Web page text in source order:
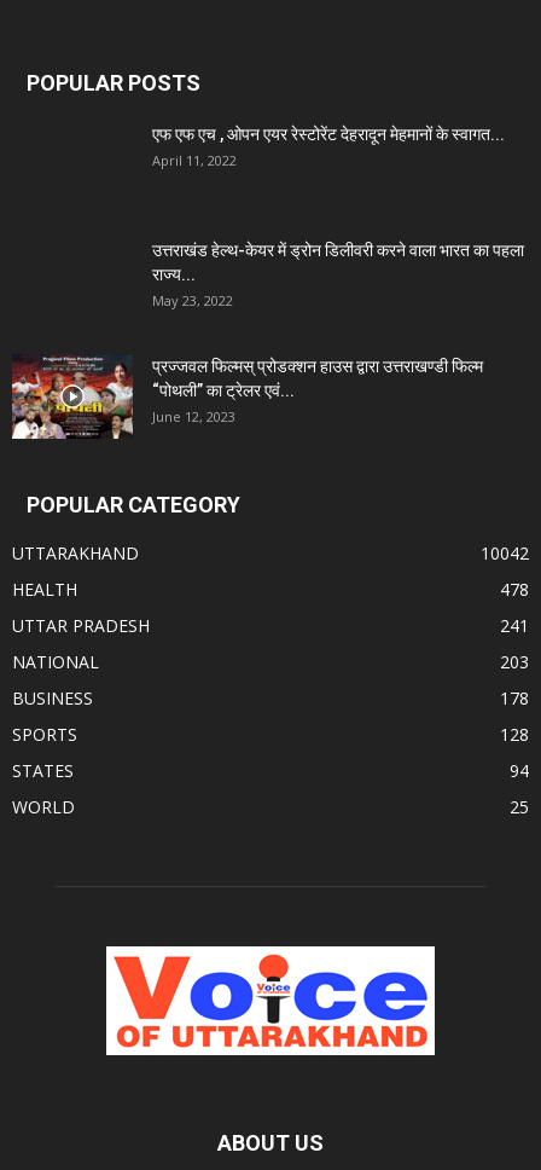
POPULAR POSTS
एफ एफ एच , ओपन एयर रेस्टोरेंट देहरादून मेहमानों के स्वागत...
April 11, 2022
उत्तराखंड हेल्थ-केयर में ड्रोन डिलीवरी करने वाला भारत का पहला
राज्य...
May 23, 2022
प्रज्जवल फिल्मस् प्रोडक्शन हाउस द्वारा उत्तराखण्डी फिल्म
“पोथली” का ट्रेलर एवं...
June 12, 2023
POPULAR CATEGORY
UTTARAKHAND
10042
HEALTH
478
UTTAR PRADESH
241
NATIONAL
203
BUSINESS
178
SPORTS
128
STATES
94
WORLD
25
ABOUT US